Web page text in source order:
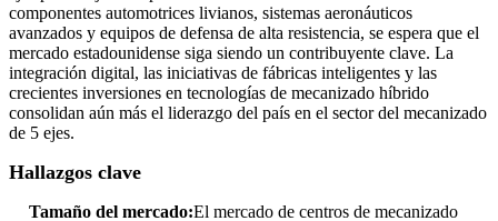
componentes automotrices livianos, sistemas aeronáuticos
avanzados y equipos de defensa de alta resistencia, se espera que el
mercado estadounidense siga siendo un contribuyente clave. La
integración digital, las iniciativas de fábricas inteligentes y las
crecientes inversiones en tecnologías de mecanizado híbrido
consolidan aún más el liderazgo del país en el sector del mecanizado
de 5 ejes.
Hallazgos clave
Tamaño del mercado:El mercado de centros de mecanizado